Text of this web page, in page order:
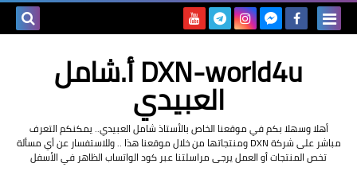
DXN-world4u أ.شامل
العبيدي
أهلا وسهلا بكم في موقعنا الخاص بالأستاذ شامل العبيدي.. يمكنكم التعرف
مباشر على شركة DXN ومنتجاتها من خلال موقعنا هذا .. وللاستفسار عن أي مسألة
تخص المنتجات أو العمل يرجى مراسلتنا عبر كود الواتساب الظاهر في الأسفل